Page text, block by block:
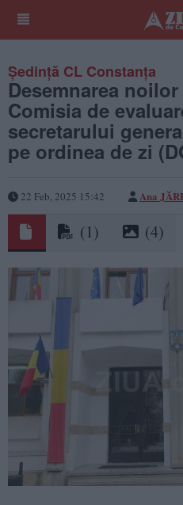
Ședință CL Constanța
Desemnarea
Comisia de
secretarului
pe ordinea de zi
22 Feb, 2025 15:42 Ana
(1) (4)